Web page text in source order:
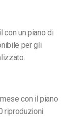
con un piano di
per gli
con il piano
riproduzioni